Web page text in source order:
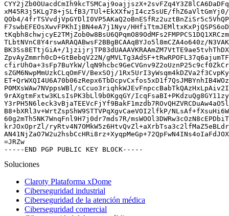
xM45R3j5KLg78+jSLfB3/TUl+EkXXfwjI4cz5sUE/
QOb4/
F7swbEFEOsXwvFPKhIjBN4eA7j1Nyv/
TLbtNVnC8Y4rswARAQABwsF2BBgBCAAqBYJo5l8mCZA4o640z/
BK3Ss8ETtjGiA+/
ZpvAyZmmrh0cD+GtBebqV22N/
cfirUhOa+3sFp7BuYkW/
sZGM6NwpMmUzkCLqOmFV/BexSOj/
P0MXsWAw7NVppsWBl/
9rAXgtmFxtw3KLsIsPK3bLl9b0KgqGY/
B8+bXRl3v+WrtZspShW9STTVPqXgvCaeVOI2lfkP/
60g2mTh5NK7WnqFnl9H7j0dr7mds7R/
krJOxOprZl/
=JRZw
-----END PGP PUBLIC KEY BLOCK-----
Soluciones
Claroty Plataforma xDome
Ciberseguridad industrial
Ciberseguridad de la atención médica
Ciberseguridad comercial